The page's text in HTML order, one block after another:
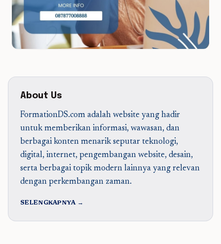
About Us
FormationDS.com adalah website yang hadir
untuk memberikan informasi, wawasan, dan
berbagai konten menarik seputar teknologi,
digital, internet, pengembangan website, desain,
serta berbagai topik modern lainnya yang relevan
dengan perkembangan zaman.
SELENGKAPNYA →